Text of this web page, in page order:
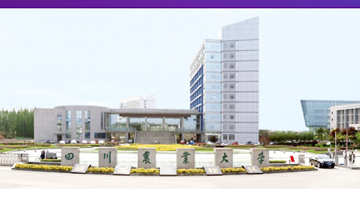
果奖励
药证书
博士后 留学生奖学金
外籍教师
继续教育招生
本科生招生
研究生招生
博士后招生 青年先锋队
教工之家